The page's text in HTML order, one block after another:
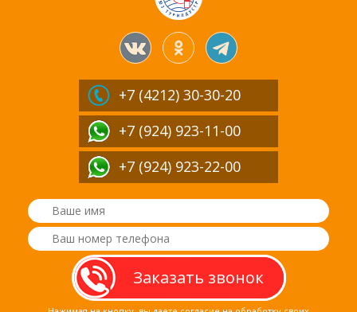
+7 (4212) 30-30-20
+7 (924) 923-11-00
+7 (924) 923-22-00